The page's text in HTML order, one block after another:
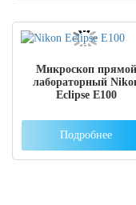
Микроскоп прямой
лабораторный
Eclipse E100
Подробнее